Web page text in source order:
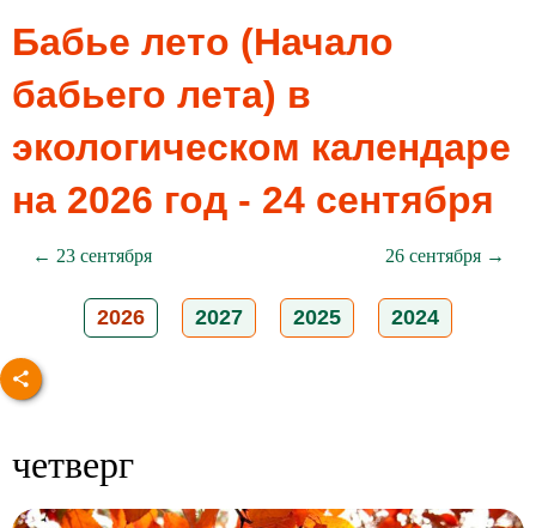
Бабье лето (Начало
бабьего лета) в
экологическом календаре
на 2026 год - 24 сентября
← 23 сентября 26 сентября →
2026 2027 2025 2024
четверг